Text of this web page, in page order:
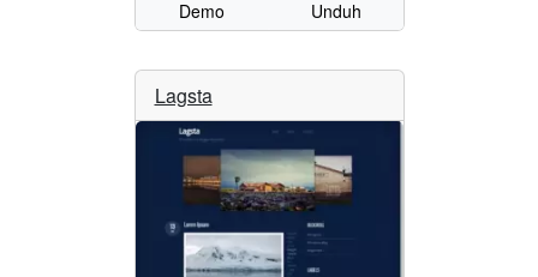
Demo Unduh
Lagsta